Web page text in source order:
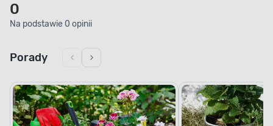
0
Na podstawie 0 opinii
Porady